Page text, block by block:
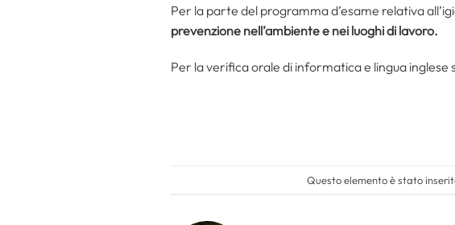
Per la parte del programma d’esame relativa
prevenzione nell’ambiente e nei luoghi di lavoro.
Per la verifica orale di informatica e lingua inglese
Questo elemento è stato